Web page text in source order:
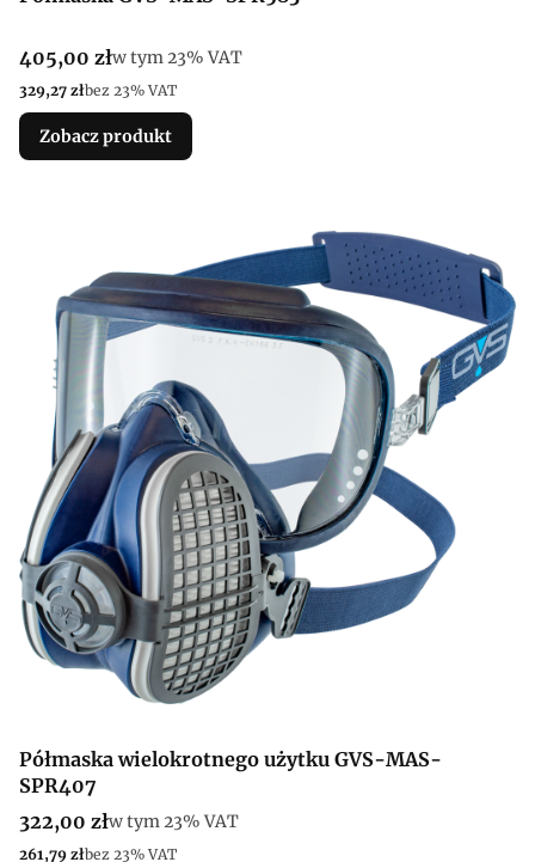
Cena brutto
405,00 złw tym %s VAT
w tym23% VAT
Cena netto
329,27 złbez 23% VAT
Zobacz produkt
Półmaska wielokrotnego użytku GVS-MAS-
SPR407
Cena brutto
322,00 złw tym %s VAT
w tym23% VAT
Cena netto
261,79 złbez 23% VAT